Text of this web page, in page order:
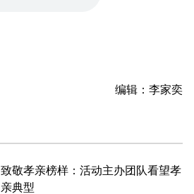
编辑：李家奕
致敬孝亲榜样：活动主办团队看望孝
亲典型